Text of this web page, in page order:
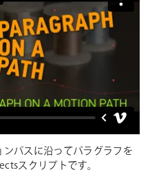
パスに沿ってパラグラフを
スクリプトです。